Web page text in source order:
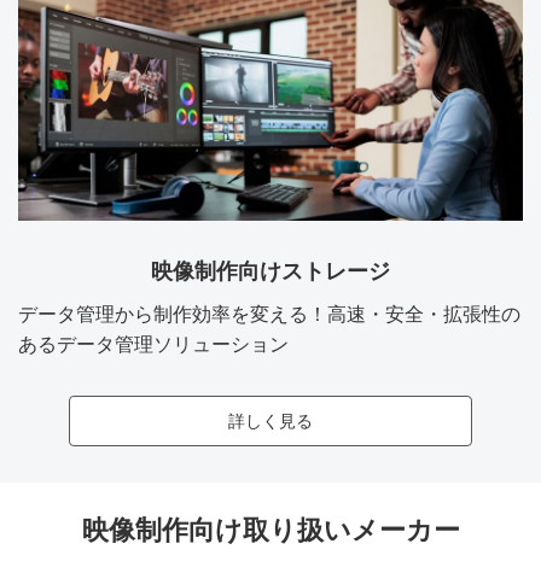
映像制作向けストレージ
データ管理から制作効率を変える！高速・安全・拡張性の
あるデータ管理ソリューション
詳しく見る
映像制作向け取り扱いメーカー